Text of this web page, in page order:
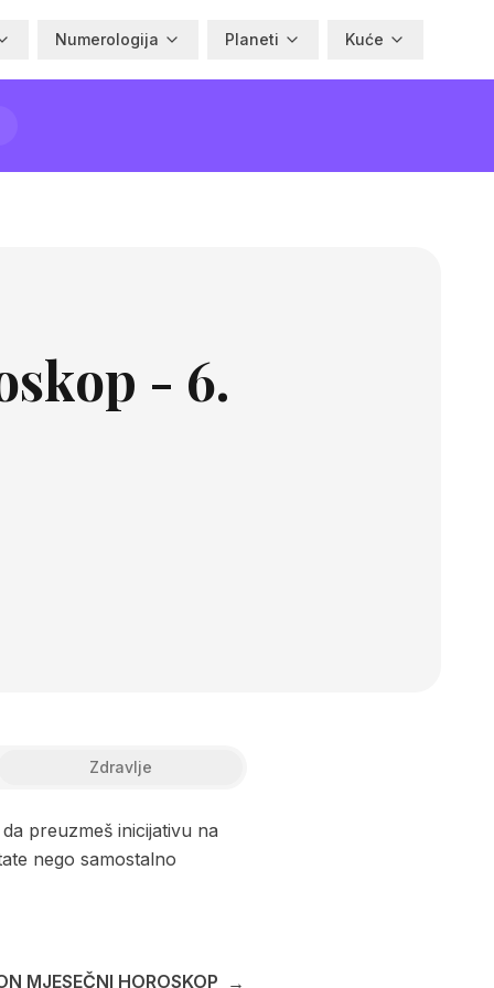
Numerologija Planeti Kuće
- 6.
Zdravlje
preuzmeš inicijativu na
nego samostalno
MJESEČNI HOROSKOP →